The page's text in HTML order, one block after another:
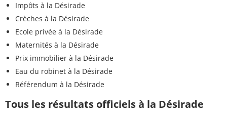
Impôts à la Désirade
Crèches à la Désirade
Ecole privée à la Désirade
Maternités à la Désirade
Prix immobilier à la Désirade
Eau du robinet à la Désirade
Référendum à la Désirade
Tous les résultats officiels à la Désirade